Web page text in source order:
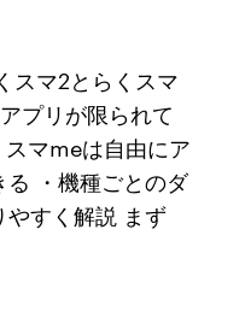
スマ2とらくスマ
プリが限られて
マmeは自由にア
・機種ごとのダ
やすく解説 まず